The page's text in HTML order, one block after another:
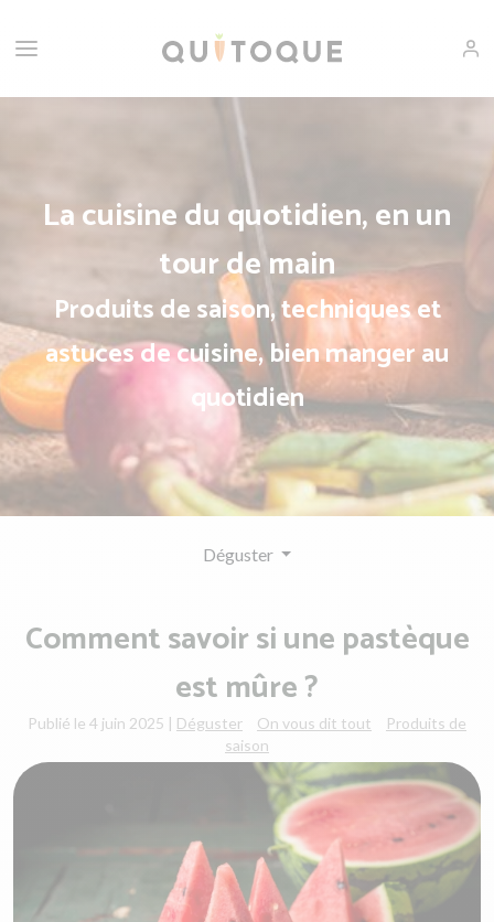
La cuisine du quotidien, en un
tour de main
Produits de saison, techniques et
astuces de cuisine, bien manger au
quotidien
Déguster
Comment savoir si une pastèque
est mûre ?
Publié le 4 juin 2025 | Déguster On vous dit tout
Produits de
saison